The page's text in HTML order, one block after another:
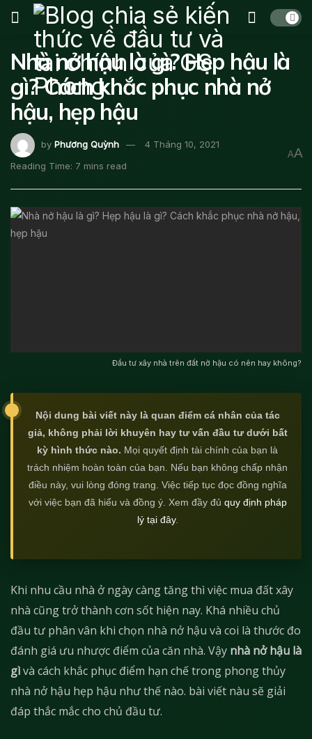
Nhà nở hậu là gì? Hẹp hậu là
gì? Cách khắc phục nhà nở
hậu, hẹp hậu
by Phương Quỳnh
4 Tháng 10, 2021
Reading Time: 7 mins read
AA
Đầu tư xây nhà trên đất nở hậu có nên hay không?
Nội dung bài viết này là quan điểm cá nhân của tác
giả, không phải lời khuyên hay tư vấn đầu tư dưới bất
kỳ hình thức nào. Mọi quyết định tài chính của bạn là
trách nhiệm hoàn toàn của bạn. Nếu bạn không chấp nhận
điều này, vui lòng đóng trang. Việc tiếp tục đọc đồng nghĩa
với việc bạn đã hiểu và đồng ý. Xem đầy đủ quy định pháp
lý tại đây.
Khi nhu cầu nhà ở ngày càng tăng thì việc mua đất xây
nhà cũng trở thành cơn sốt hiện nay. Khá nhiều chủ
đầu tư phân vân khi chọn nhà nở hậu và coi là thước đo
đánh giá ưu nhược điểm của căn nhà. Vậy nhà nở hậu là
gìvà cách khắc phục điểm hạn chế trong phong thủy
nhà nở hậu hẹp hậu như thế nào. bài viết nàu sẽ giải
đáp thắc mắc cho chủ đầu tư.